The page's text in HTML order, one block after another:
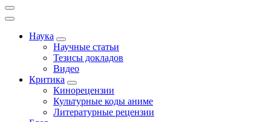
Наука
Научные статьи
Тезисы докладов
Видео
Критика
Кинорецензии
Культурные коды аниме
Литературные рецензии